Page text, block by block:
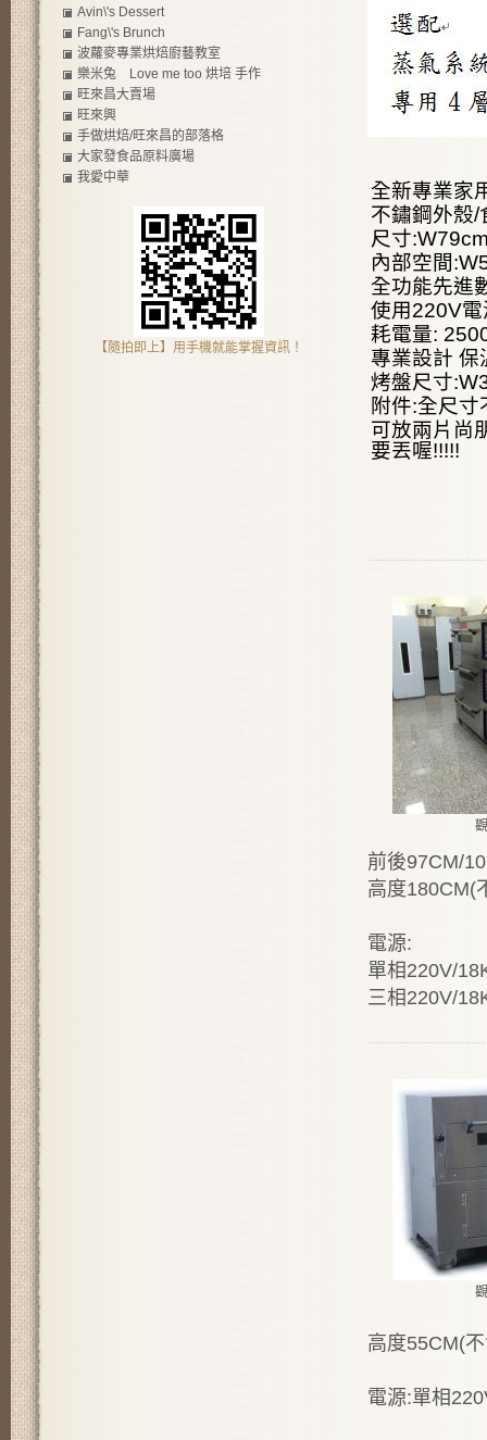
全新專業家
不鏽鋼外殼/
尺寸
內部空間
全功能先進
使用220V
耗電量:
專業設計 保
烤盤尺寸
附件:全尺
可放兩片尚
要丟喔!!!!!
前後97CM/
高度180CM(
電源:
單相220V/
三相220V/
高度55CM(
電源:單相
Avin\'s Dessert
Fang\'s Brunch
波蘿麥專業烘焙廚藝教室
樂米兔 Love me too 烘培 手作
旺來昌大賣場
旺來興
手做烘焙/旺來昌的部落格
大家發食品原料廣場
我愛中華
【隨拍即上】用手機就能掌握資訊！